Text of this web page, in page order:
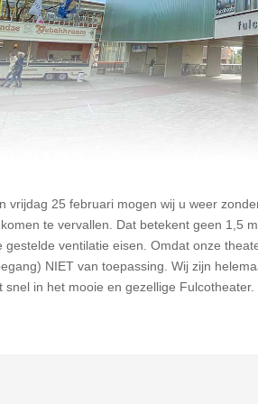
vrijdag 25 februari mogen wij u weer
te vervallen. Dat betekent geen 1,5
gestelde ventilatie eisen. Omdat onze
NIET van toepassing. Wij zijn
snel in het mooie en gezellige Fulcotheater.